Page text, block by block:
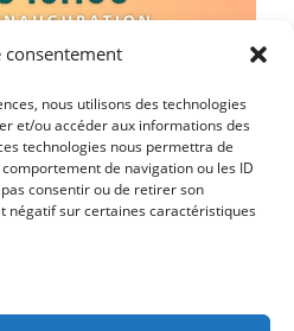
consentement
nous utilisons des technologies
et/ou accéder aux informations des
technologies nous permettra de
de navigation ou les ID
consentir ou de retirer son
négatif sur certaines caractéristiques
AULTOIS